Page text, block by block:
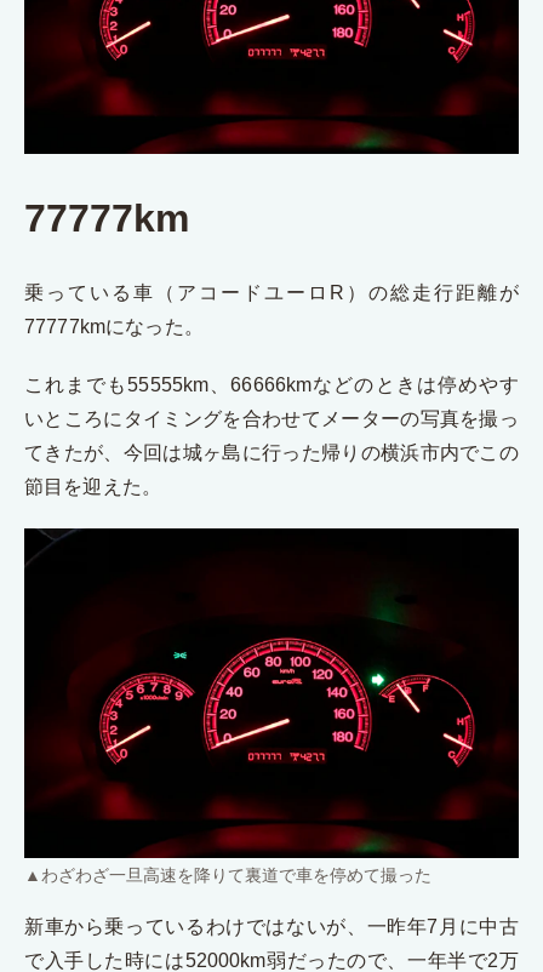
77777km
乗っている車（アコードユーロR）の総走行距離が
77777kmになった。
これまでも55555km、66666kmなどのときは停めやす
いところにタイミングを合わせてメーターの写真を撮っ
てきたが、今回は城ヶ島に行った帰りの横浜市内でこの
節目を迎えた。
▲ わざわざ一旦高速を降りて裏道で車を停めて撮った
新車から乗っているわけではないが、一昨年7月に中古
で入手した時には52000km弱だったので、一年半で2万